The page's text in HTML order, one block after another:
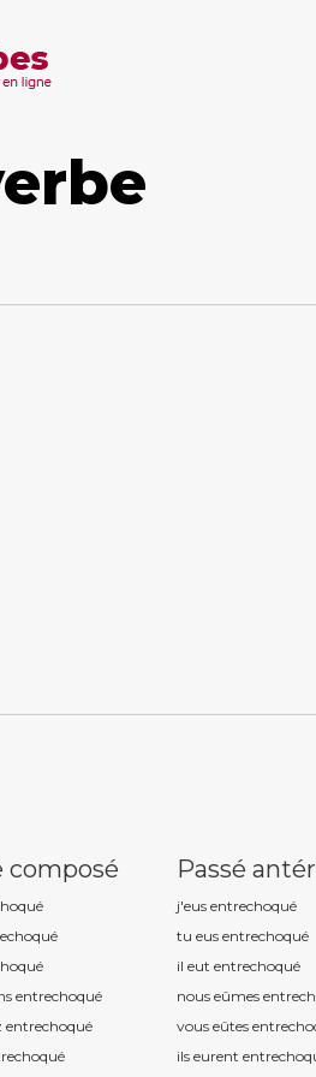
composé
é
é
é
entrechoqué
entrechoqué
é
Passé
j'eus entrechoqué
tu eus entrechoqué
il eut entrechoqué
nous eûmes
vous eûtes
ils eurent